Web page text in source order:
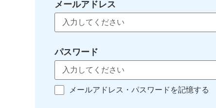
メールアドレス
パスワード
メールアドレス・パスワードを記憶する